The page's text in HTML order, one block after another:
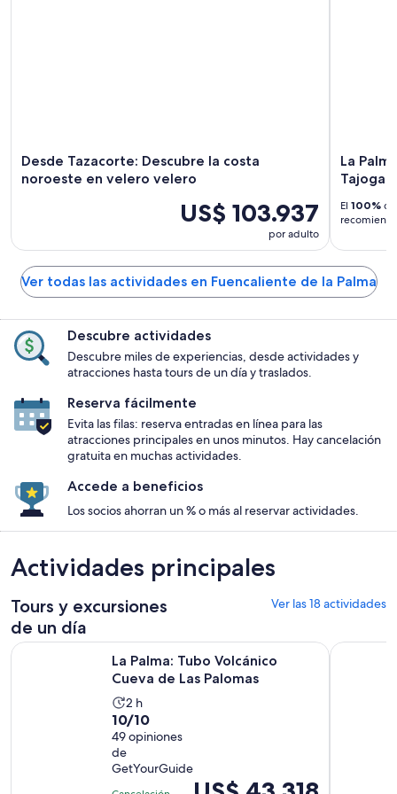
Desde Tazacorte: Descubre la costa
noroeste en velero velero
US$ 103.937
por adulto
La
El 100%
Ver todas las actividades en Fuencaliente de la Palma
Descubre actividades
Descubre miles de experiencias, desde actividades y
atracciones hasta tours de un día y traslados.
Reserva fácilmente
Evita las filas: reserva entradas en línea para las
atracciones principales en unos minutos. Hay cancelación
gratuita en muchas actividades.
Accede a beneficios
Los socios ahorran un % o más al reservar actividades.
Actividades principales
Tours y excursiones
de un día
Ver las 18 actividades
La Palma: Tubo Volcánico
Cueva de Las Palomas
La
actividad
dura
2
horas
2 h
10.0
de
10
con
10/10
49 opiniones
de
GetYourGuide
El
La Palma: Tubo Volcánico Cueva de Las Palomas Se abrirá en
La